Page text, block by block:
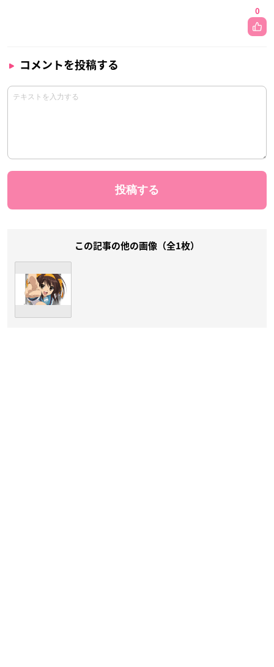
0
コメントを投稿する
この記事の他の画像（全1枚）